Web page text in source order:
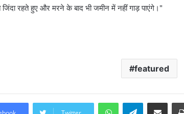
जिंदा रहते हुए और मरने के बाद भी जमीन में नहीं गाड़ पाएंगे।"
featured
WhatsAppTelegramShare via Email